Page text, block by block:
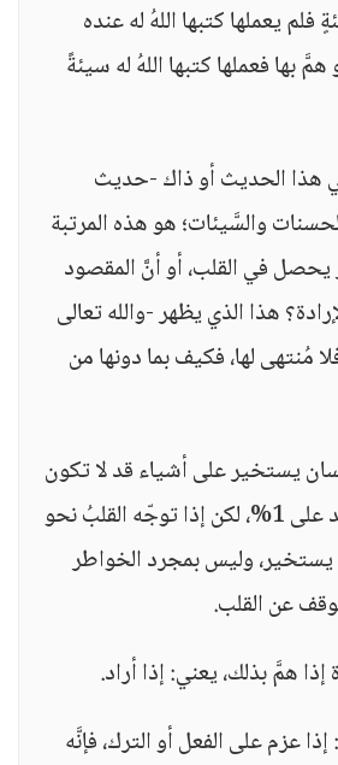
يعملها كتبها اللهُ له عنده
بها فعملها كتبها اللهُ له سيئةً
هذا الحديث أو ذاك -حديث
والسَّيئات؛ هو هذه المرتبة
في القلب، أو أنَّ المقصود
هذا الذي يظهر -والله تعالى
مُنتهى لها، فكيف بما دونها من
يستخير على أشياء قد لا تكون
النِّسبةُ في فعلها تزيد على 1%، لكن إذا توجّه القلبُ نحو
يستخير، وليس بمجرد الخواطر
عن القلب.
همَّ بذلك، يعني: إذا أراد.
عزم على الفعل أو الترك، فإنَّه